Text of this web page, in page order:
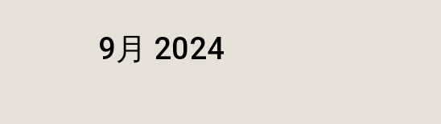
9月 2024